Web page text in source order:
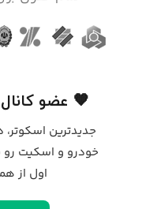
🧡 عضو
جدیدترین
خودرو و اسکیت رو
اول از